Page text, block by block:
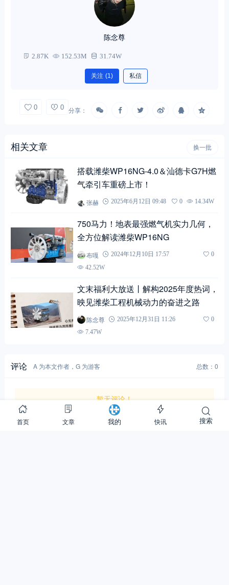
陈念尊
2.87K 152.53M 31.74W
关注 (1) 私信
0 0 分享：
相关文章 换一批
搭载潍柴WP16NG-4.0＆汕德卡G7H燃
气牵引车重磅上市！
张赫 2025年6月12日 09:48 0 14.34W
750马力！地表最强燃气机实力几何，
全方位解读潍柴WP16NG
布嘎 2024年12月10日 17:57
0
42.52W
文末福利大放送丨解构2025年度热词，
映见潍柴工程机械动力的奋进之路
陈念尊 2025年12月31日 11:26
0
7.47W
评论 A 为本文作者，G 为游客 总数：0
暂无评论！
首页 文章 我的 快讯 搜索